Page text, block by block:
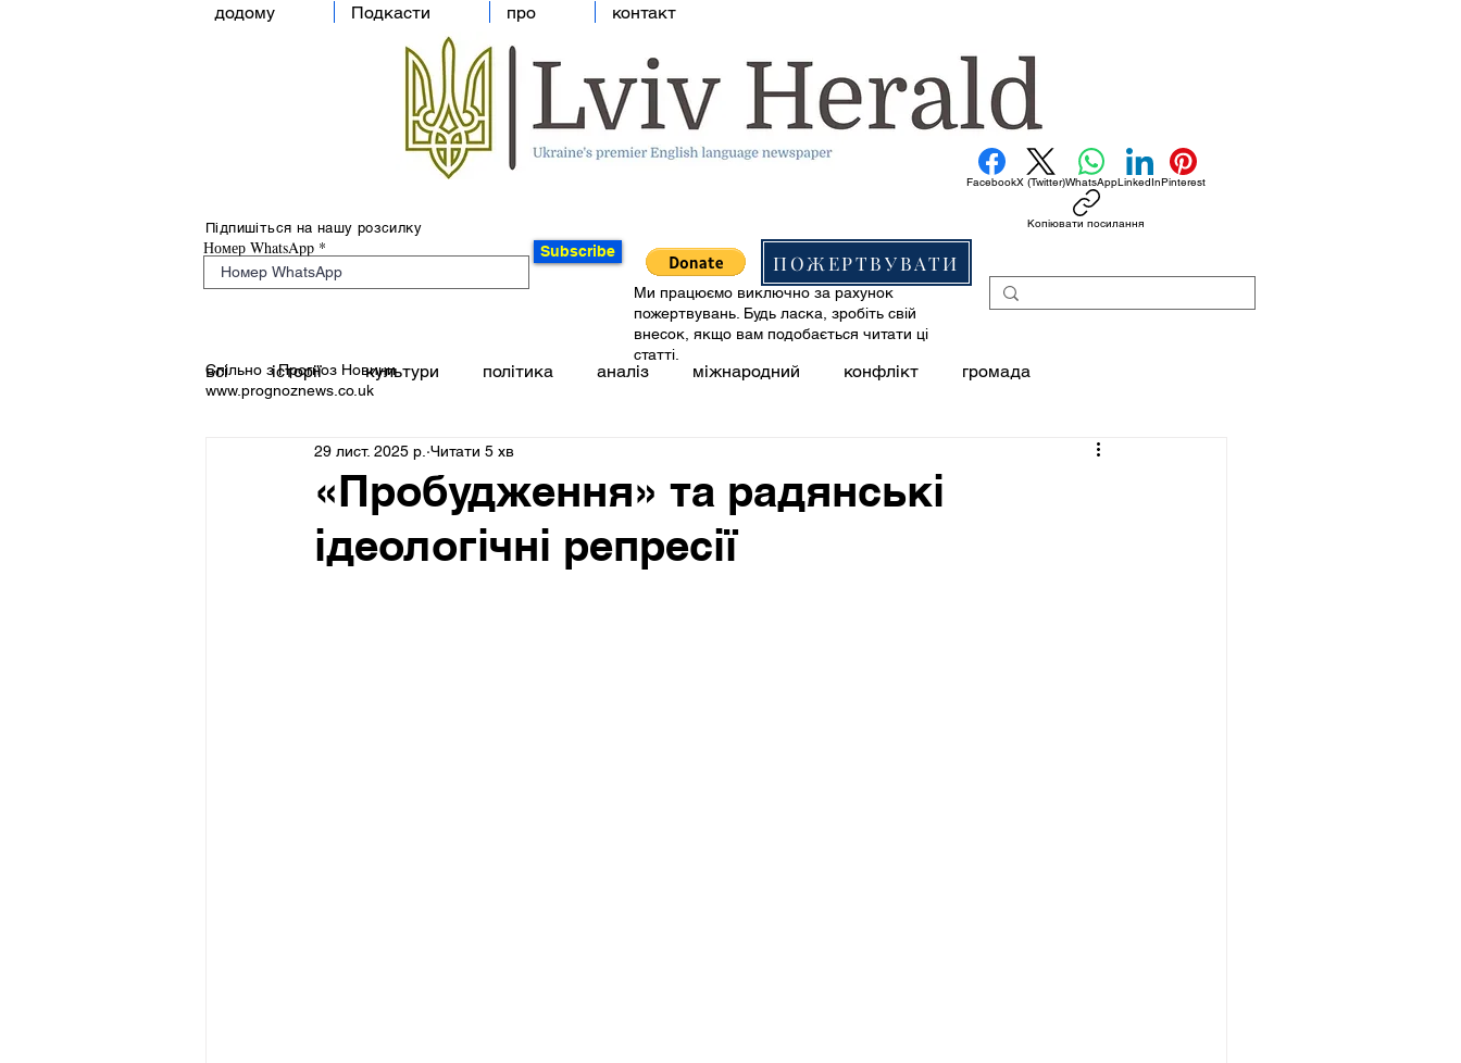
додому Подкасти про контакт
Підпишіться на нашу розсилку
Номер WhatsApp Subscribe ПОЖЕРТВУВАТИ
FacebookX (Twitter)WhatsAppLinkedInPinterest
Копіювати посилання
Спільно з Прогноз Новини
www.prognoznews.co.uk
Ми працюємо виключно за рахунок
пожертвувань. Будь ласка, зробіть свій
внесок, якщо вам подобається читати ці
статті.
всі історії культури політика аналіз міжнародний конфлікт громада
«Пробудження» та радянські
ідеологічні репресії
29 лист. 2025 р. Читати 5 хв